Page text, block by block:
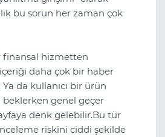
bu sorun her zaman çok
hizmetten
daha çok bir haber
da kullanıcı bir ürün
genel geçer
denk gelebilir.Bu tür
riskini ciddi şekilde